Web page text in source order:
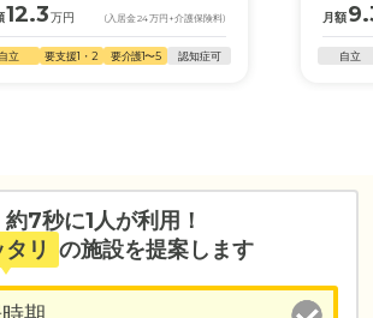
12.3万円 (入居金24万円 +介護保険料)
自立 要支援1・2 要介護1〜5 認知症可
月額
自立
約7秒に1人が利用！
タリ の施設を提案します